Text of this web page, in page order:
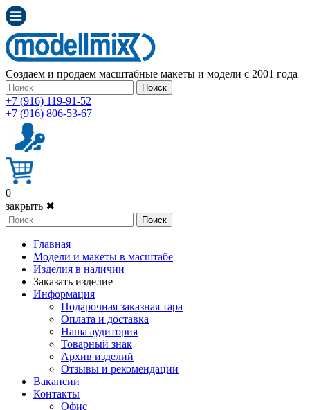
Создаем и продаем масштабные макеты и модели с 2001 года
Поиск
+7 (916) 119-91-52
+7 (916) 806-53-67
0
закрыть ✖
Поиск
Главная
Модели и макеты в масштабе
Изделия в наличии
Заказать изделие
Информация
Подарочная заказная тара
Оплата и доставка
Наша аудитория
Товарный знак
Архив изделий
Отзывы и рекомендации
Вакансии
Контакты
Офис